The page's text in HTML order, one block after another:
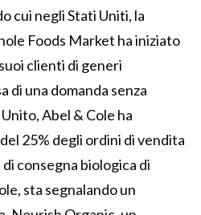
cui negli Stati Uniti, la
Foods Market ha iniziato
clienti di generi
di una domanda senza
Abel & Cole ha
25% degli ordini di vendita
consegna biologica di
sta segnalando un